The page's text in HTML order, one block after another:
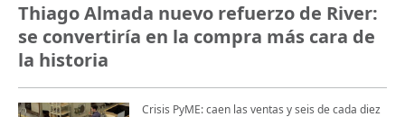
Thiago Almada nuevo refuerzo de River:
se convertiría en la compra más cara de
la historia
Crisis PyME: caen las ventas y seis de cada diez